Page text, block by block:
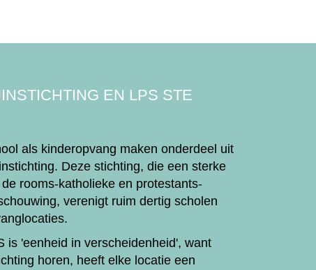
EN LPS STE
als kinderopvang maken onderdeel uit
Deze stichting, die een sterke
rooms-katholieke en protestants-
verenigt ruim dertig scholen
is 'eenheid in verscheidenheid', want
horen, heeft elke locatie een